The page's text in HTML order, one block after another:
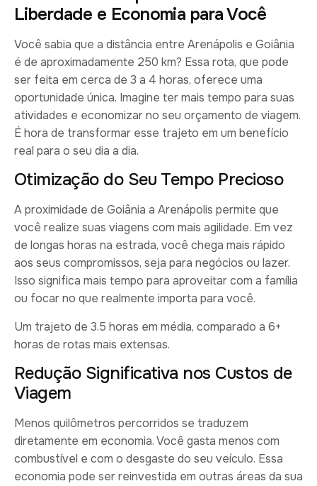
Liberdade e Economia para Você
Você sabia que a distância entre Arenápolis e Goiânia
é de aproximadamente 250 km? Essa rota, que pode
ser feita em cerca de 3 a 4 horas, oferece uma
oportunidade única. Imagine ter mais tempo para suas
atividades e economizar no seu orçamento de viagem.
É hora de transformar esse trajeto em um benefício
real para o seu dia a dia.
Otimização do Seu Tempo Precioso
A proximidade de Goiânia a Arenápolis permite que
você realize suas viagens com mais agilidade. Em vez
de longas horas na estrada, você chega mais rápido
aos seus compromissos, seja para negócios ou lazer.
Isso significa mais tempo para aproveitar com a família
ou focar no que realmente importa para você.
Um trajeto de 3.5 horas em média, comparado a 6+
horas de rotas mais extensas.
Redução Significativa nos Custos de
Viagem
Menos quilômetros percorridos se traduzem
diretamente em economia. Você gasta menos com
combustível e com o desgaste do seu veículo. Essa
economia pode ser reinvestida em outras áreas da sua